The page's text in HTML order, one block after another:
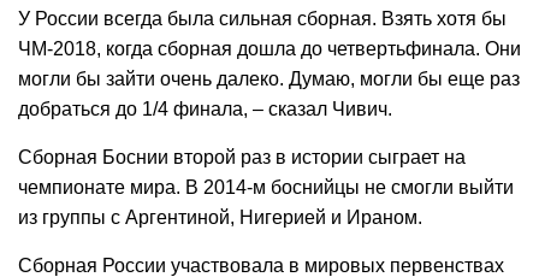
У России всегда была сильная сборная. Взять хотя бы
ЧМ-2018, когда сборная дошла до четвертьфинала. Они
могли бы зайти очень далеко. Думаю, могли бы еще раз
добраться до 1/4 финала, – сказал Чивич.
Сборная Боснии второй раз в истории сыграет на
чемпионате мира. В 2014-м боснийцы не смогли выйти
из группы с Аргентиной, Нигерией и Ираном.
Сборная России участвовала в мировых первенствах